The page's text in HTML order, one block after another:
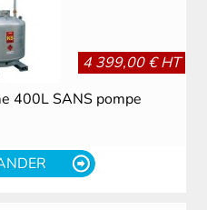
4 399,00 € HT
400L SANS pompe